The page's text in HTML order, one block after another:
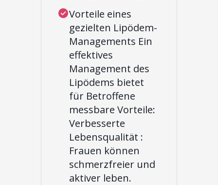
Vorteile eines
gezielten Lipödem-
Managements Ein
effektives
Management des
Lipödems bietet
für Betroffene
messbare Vorteile:
Verbesserte
Lebensqualität :
Frauen können
schmerzfreier und
aktiver leben.